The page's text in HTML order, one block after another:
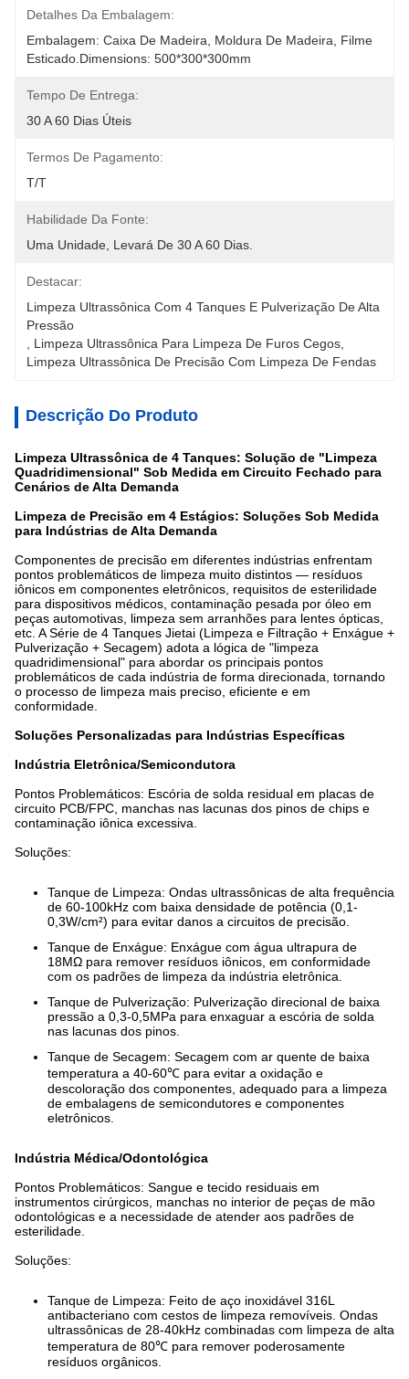
Detalhes Da Embalagem:
Embalagem: Caixa De Madeira, Moldura De Madeira, Filme
Esticado.Dimensions: 500*300*300mm
Tempo De Entrega:
30 A 60 Dias Úteis
Termos De Pagamento:
T/T
Habilidade Da Fonte:
Uma Unidade, Levará De 30 A 60 Dias.
Destacar:
Limpeza Ultrassônica Com 4 Tanques E Pulverização De Alta
Pressão
Limpeza Ultrassônica Para Limpeza De Furos Cegos
Limpeza Ultrassônica De Precisão Com Limpeza De Fendas
Descrição Do Produto
Limpeza Ultrassônica de 4 Tanques: Solução de "Limpeza
Quadridimensional" Sob Medida em Circuito Fechado para
Cenários de Alta Demanda
Limpeza de Precisão em 4 Estágios: Soluções Sob Medida
para Indústrias de Alta Demanda
Componentes de precisão em diferentes indústrias enfrentam
pontos problemáticos de limpeza muito distintos — resíduos
iônicos em componentes eletrônicos, requisitos de esterilidade
para dispositivos médicos, contaminação pesada por óleo em
peças automotivas, limpeza sem arranhões para lentes ópticas,
etc. A Série de 4 Tanques Jietai (Limpeza e Filtração + Enxágue +
Pulverização + Secagem) adota a lógica de "limpeza
quadridimensional" para abordar os principais pontos
problemáticos de cada indústria de forma direcionada, tornando
o processo de limpeza mais preciso, eficiente e em
conformidade.
Soluções Personalizadas para Indústrias Específicas
Indústria Eletrônica/Semicondutora
Pontos Problemáticos: Escória de solda residual em placas de
circuito PCB/FPC, manchas nas lacunas dos pinos de chips e
contaminação iônica excessiva.
Soluções:
Tanque de Limpeza: Ondas ultrassônicas de alta frequência
de 60-100kHz com baixa densidade de potência (0,1-
0,3W/cm²) para evitar danos a circuitos de precisão.
Tanque de Enxágue: Enxágue com água ultrapura de
18MΩ para remover resíduos iônicos, em conformidade
com os padrões de limpeza da indústria eletrônica.
Tanque de Pulverização: Pulverização direcional de baixa
pressão a 0,3-0,5MPa para enxaguar a escória de solda
nas lacunas dos pinos.
Tanque de Secagem: Secagem com ar quente de baixa
temperatura a 40-60℃ para evitar a oxidação e
descoloração dos componentes, adequado para a limpeza
de embalagens de semicondutores e componentes
eletrônicos.
Indústria Médica/Odontológica
Pontos Problemáticos: Sangue e tecido residuais em
instrumentos cirúrgicos, manchas no interior de peças de mão
odontológicas e a necessidade de atender aos padrões de
esterilidade.
Soluções:
Tanque de Limpeza: Feito de aço inoxidável 316L
antibacteriano com cestos de limpeza removíveis. Ondas
ultrassônicas de 28-40kHz combinadas com limpeza de alta
temperatura de 80℃ para remover poderosamente
resíduos orgânicos.